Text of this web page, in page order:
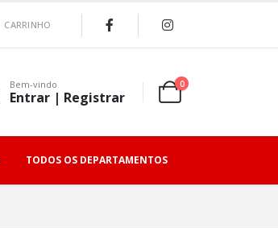
CARRINHO
Bem-vindo
Entrar | Registrar
0
TODOS OS DEPARTAMENTOS